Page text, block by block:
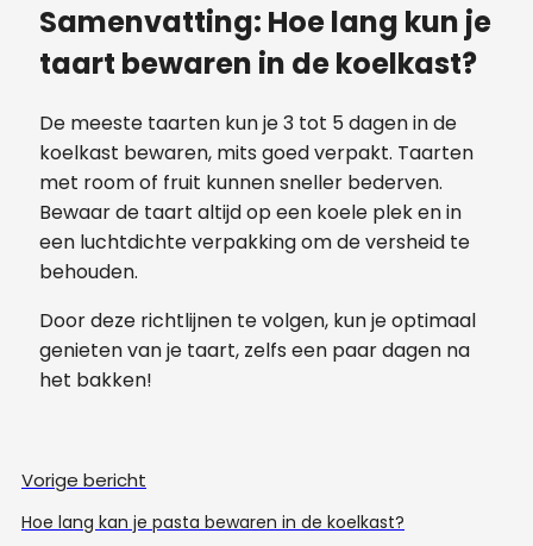
Samenvatting: Hoe lang kun je
taart bewaren in de koelkast?
De meeste taarten kun je 3 tot 5 dagen in de
koelkast bewaren, mits goed verpakt. Taarten
met room of fruit kunnen sneller bederven.
Bewaar de taart altijd op een koele plek en in
een luchtdichte verpakking om de versheid te
behouden.
Door deze richtlijnen te volgen, kun je optimaal
genieten van je taart, zelfs een paar dagen na
het bakken!
Vorige bericht
Hoe lang kan je pasta bewaren in de koelkast?